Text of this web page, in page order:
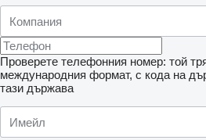
Проверете телефонния номер: той
международния формат, с кода на
тази държава